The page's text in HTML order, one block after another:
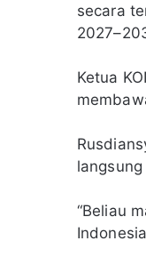
secara
Ketua
“Beliau